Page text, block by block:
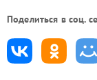
Поделиться в соц.